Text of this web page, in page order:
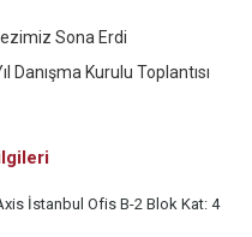
Sona Erdi
Danışma Kurulu Toplantısı
İstanbul Ofis B-2 Blok Kat: 4